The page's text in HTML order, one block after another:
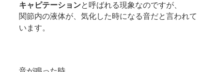
キャピテーションと呼ばれる現象なのですが、
関節内の液体が、気化した時になる音だと言われて
います。